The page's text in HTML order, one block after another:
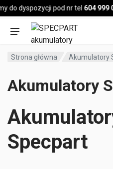
do dyspozycji pod nr tel604 999
Pojazd
Strona główna Akumulatory
Akumulatory
Specpart